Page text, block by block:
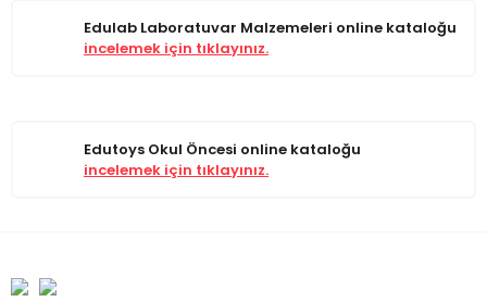
Edulab Laboratuvar Malzemeleri online kataloğu
incelemek için tıklayınız.
Edutoys Okul Öncesi online kataloğu
incelemek için tıklayınız.